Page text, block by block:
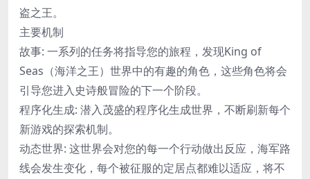
盗之王。
主要机制
故事: 一系列的任务将指导您的旅程，发现King of
Seas（海洋之王）世界中的有趣的角色，这些角色将会
引导您进入史诗般冒险的下一个阶段。
程序化生成: 潜入茂盛的程序化生成世界，不断刷新每个
新游戏的探索机制。
动态世界: 这世界会对您的每一个行动做出反应，海军路
线会发生变化，每个被征服的定居点都难以适应，将不